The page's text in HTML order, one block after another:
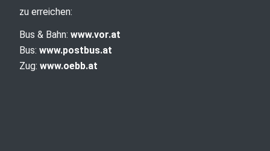
zu erreichen:
Bus & Bahn: www.vor.at
Bus: www.postbus.at
Zug: www.oebb.at